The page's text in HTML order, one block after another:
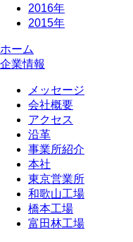
2016年
2015年
ホーム
企業情報
メッセージ
会社概要
アクセス
沿革
事業所紹介
本社
東京営業所
和歌山工場
橋本工場
富田林工場